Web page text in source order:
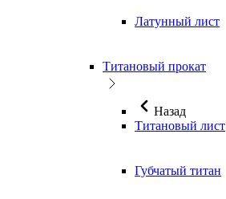
Латунный лист
Титановый прокат
Назад
Титановый лист
Губчатый титан